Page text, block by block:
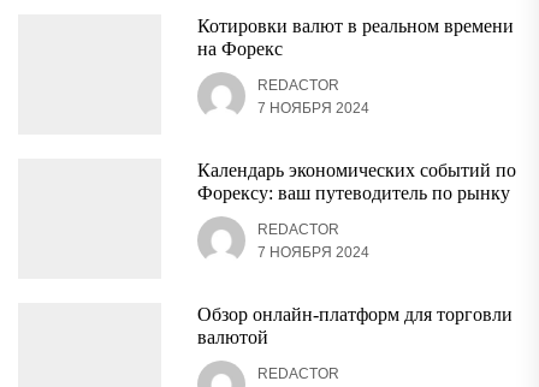
Котировки валют в реальном времени
на Форекс
REDACTOR
7 НОЯБРЯ 2024
Календарь экономических событий по
Форексу: ваш путеводитель по рынку
REDACTOR
7 НОЯБРЯ 2024
Обзор онлайн-платформ для торговли
валютой
REDACTOR